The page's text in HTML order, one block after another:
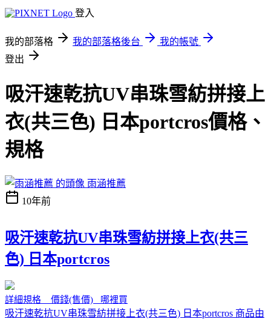
登入
我的部落格 我的部落格後台
我的帳號
登出
吸汗速乾抗UV串珠雪紡拼接上
衣(共三色) 日本portcros價格、
規格
雨涵推薦
10年前
吸汗速乾抗UV串珠雪紡拼接上衣(共三
色) 日本portcros
詳細規格 價錢(售價) 哪裡買
吸汗速乾抗UV串珠雪紡拼接上衣(共三色) 日本portcros 商品由